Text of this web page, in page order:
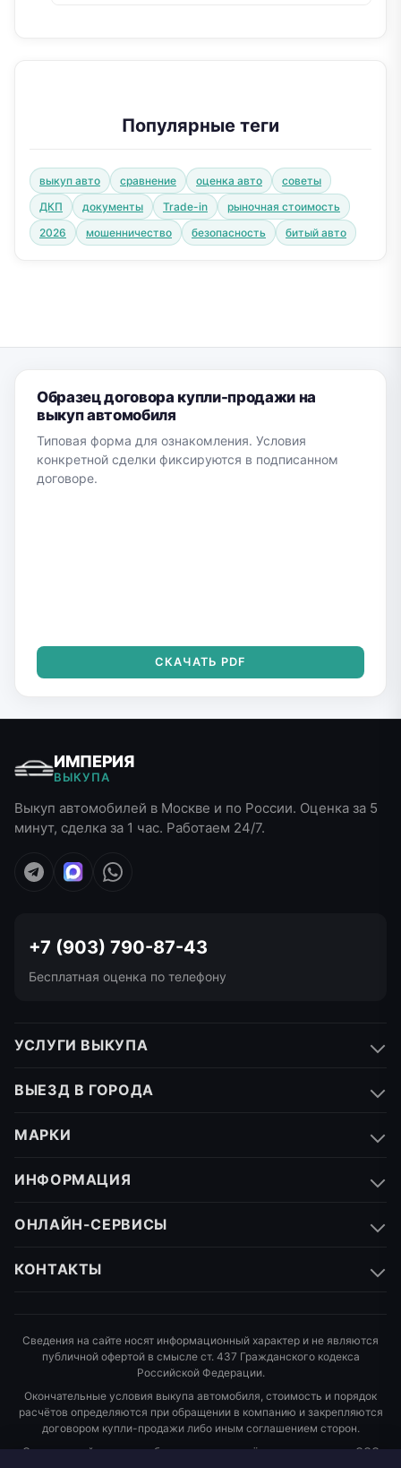
Популярные теги
выкуп авто сравнение оценка авто
советы
ДКП
документы Trade-in
рыночная стоимость
2026
мошенничество безопасность битый авто
Образец договора купли-продажи на
выкуп автомобиля
Типовая форма для ознакомления. Условия
конкретной сделки фиксируются в подписанном
договоре.
СКАЧАТЬ PDF
ИМПЕРИЯ
ВЫКУПА
Выкуп автомобилей в Москве и по России. Оценка за 5
минут, сделка за 1 час. Работаем 24/7.
+7 (903) 790-87-43
Бесплатная оценка по телефону
УСЛУГИ ВЫКУПА
ВЫЕЗД В ГОРОДА
МАРКИ
ИНФОРМАЦИЯ
ОНЛАЙН-СЕРВИСЫ
КОНТАКТЫ
Сведения на сайте носят информационный характер и не являются
публичной офертой в смысле ст. 437 Гражданского кодекса
Российской Федерации.
Окончательные условия выкупа автомобиля, стоимость и порядок
расчётов определяются при обращении в компанию и закрепляются
договором купли-продажи либо иным соглашением сторон.
Оператор сайта и правообладатель размещённых материалов,ООО